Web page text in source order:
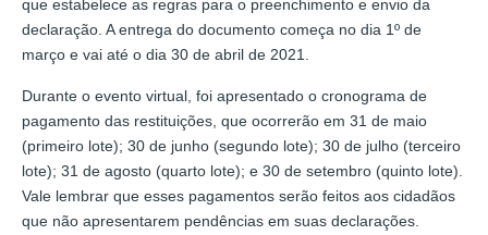
que estabelece as regras para o preenchimento e envio da
declaração. A entrega do documento começa no dia 1º de
março e vai até o dia 30 de abril de 2021.
Durante o evento virtual, foi apresentado o cronograma de
pagamento das restituições, que ocorrerão em 31 de maio
(primeiro lote); 30 de junho (segundo lote); 30 de julho (terceiro
lote); 31 de agosto (quarto lote); e 30 de setembro (quinto lote).
Vale lembrar que esses pagamentos serão feitos aos cidadãos
que não apresentarem pendências em suas declarações.